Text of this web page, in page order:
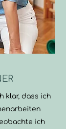
klar, dass ich
ich